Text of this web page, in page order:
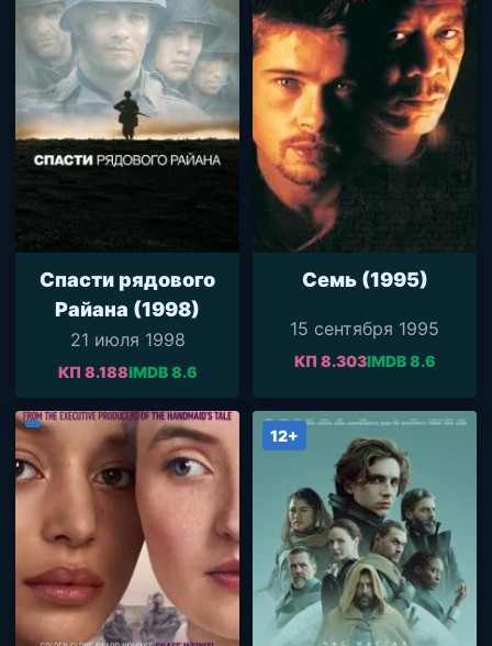
Спасти рядового
Райана (1998)
21 июля 1998
КП 8.188IMDB 8.6
Семь (1995)
15 сентября 1995
КП 8.303IMDB 8.6
12+